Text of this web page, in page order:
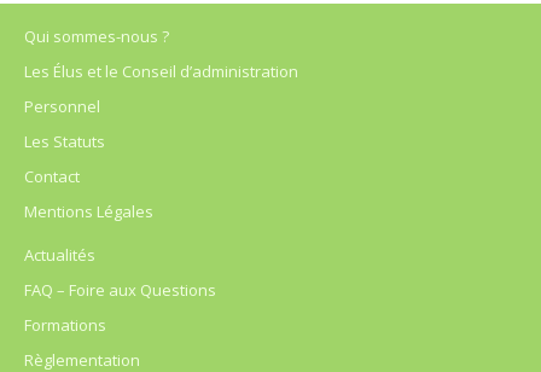
Qui sommes-nous ?
Les Élus et le Conseil d’administration
Personnel
Les Statuts
Contact
Mentions Légales
Actualités
FAQ – Foire aux Questions
Formations
Règlementation